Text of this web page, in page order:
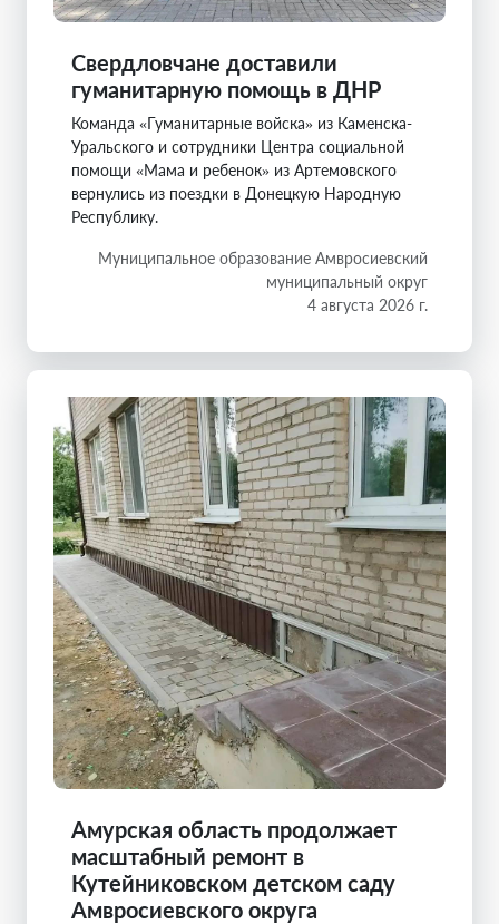
Свердловчане доставили
гуманитарную помощь в ДНР
Команда «Гуманитарные войска» из Каменска-
Уральского и сотрудники Центра социальной
помощи «Мама и ребенок» из Артемовского
вернулись из поездки в Донецкую Народную
Республику.
Муниципальное образование Амвросиевский
муниципальный округ
4 августа 2026 г.
Амурская область продолжает
масштабный ремонт в
Кутейниковском детском саду
Амвросиевского округа